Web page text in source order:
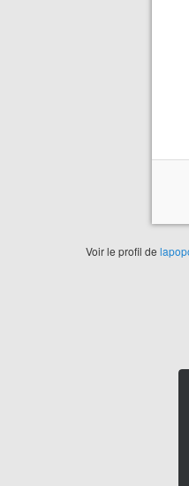
Voir le profil de